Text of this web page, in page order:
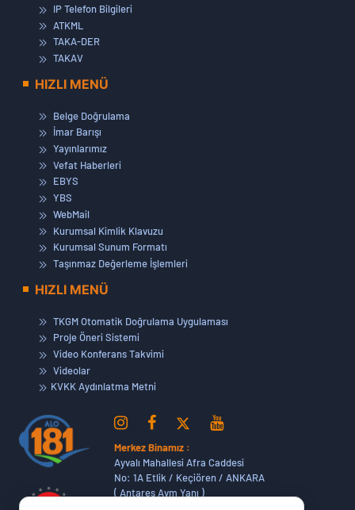
IP Telefon Bilgileri
ATKML
TAKA-DER
TAKAV
HIZLI MENÜ
Belge Doğrulama
İmar Barışı
Yayınlarımız
Vefat Haberleri
EBYS
YBS
WebMail
Kurumsal Kimlik Klavuzu
Kurumsal Sunum Formatı
Taşınmaz Değerleme İşlemleri
HIZLI MENÜ
TKGM Otomatik Doğrulama Uygulaması
Proje Öneri Sistemi
Video Konferans Takvimi
Videolar
KVKK Aydınlatma Metni
Merkez Binamız :
Ayvalı Mahallesi Afra Caddesi
No: 1A Etlik / Keçiören / ANKARA
( Antares Avm Yanı )